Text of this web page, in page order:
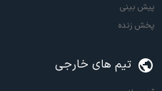
پیش بینی
پخش زنده
تیم های خارجی